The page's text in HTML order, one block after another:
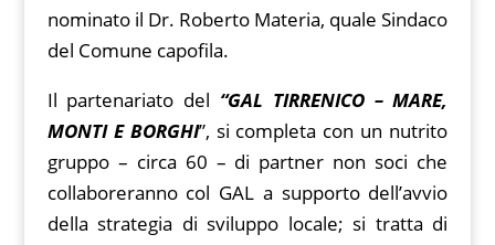
nominato il Dr. Roberto Materia, quale Sindaco
del Comune capofila.
Il partenariato del “GAL TIRRENICO – MARE,
MONTI E BORGHI”, si completa con un nutrito
gruppo – circa 60 – di partner non soci che
collaboreranno col GAL a supporto dell’avvio
della strategia di sviluppo locale; si tratta di